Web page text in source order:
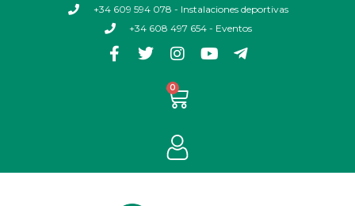
+34 609 594 078 - Instalaciones deportivas
+34 608 497 654 - Eventos
0